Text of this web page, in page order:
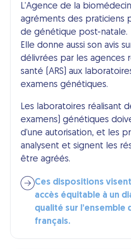
L’Agence de la
agréments des praticiens
de génétique post-natale.
Elle donne aussi son avis
délivrées par les agences
santé (ARS) aux
examens génétiques.
Les laboratoires réalisant
examens) génétiques
d’une autorisation, et les
analysent et signent les
être agréés.
Ces dispositions
accès équitable à un
qualité sur
français.